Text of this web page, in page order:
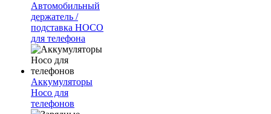
Автомобильный
держатель /
подставка HOCO
для телефона
Аккумуляторы
Hoco для
телефонов